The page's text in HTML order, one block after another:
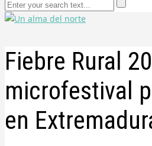
Fiebre Rural
microfestival
en